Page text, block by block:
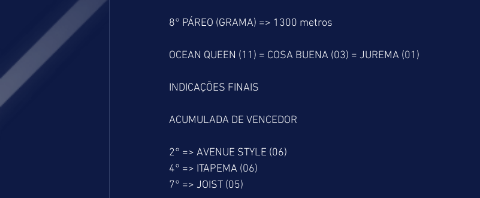
8° PÁREO (GRAMA) => 1300 metros
OCEAN QUEEN (11) = COSA BUENA (03) = JUREMA (01)
INDICAÇÕES FINAIS
ACUMULADA DE VENCEDOR
2° => AVENUE STYLE (06)
4° => ITAPEMA (06)
7° => JOIST (05)